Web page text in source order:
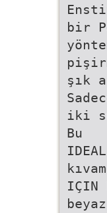
bir
şık
iki
Bu
IÇIN